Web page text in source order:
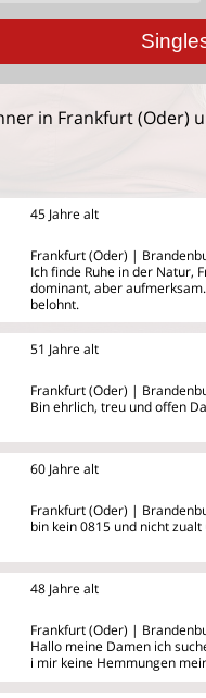
in Frankfurt (Oder)
45 Jahre alt
Frankfurt (Oder) |
Ich finde Ruhe in der Natur,
dominant, aber
belohnt.
51 Jahre alt
Frankfurt (Oder) |
Bin ehrlich, treu und offen
60 Jahre alt
Frankfurt (Oder) |
bin kein 0815 und nicht
48 Jahre alt
Frankfurt (Oder) |
Hallo meine Damen ich
i mir keine Hemmungen